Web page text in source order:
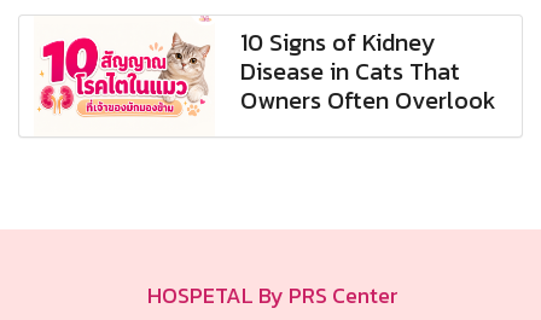
10 Signs of Kidney
Disease in Cats That
Owners Often Overlook
HOSPETAL By PRS Center